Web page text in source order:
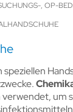
, OP-
speziellen
verwendet, um